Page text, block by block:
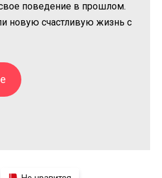
свое поведение в прошлом.
новую счастливую жизнь с